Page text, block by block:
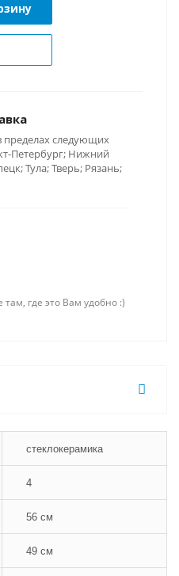
пределах следующих
Петербург; Нижний
Тула; Тверь; Рязань;
где это Вам удобно :)
стеклокерамика
4
56 см
49 см